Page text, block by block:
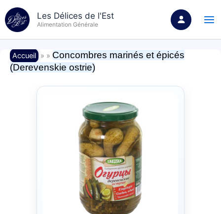
au
contenu
Les Délices de l'Est
Alimentation Générale
Accueil » » Concombres marinés et épicés
(Derevenskie ostrie)